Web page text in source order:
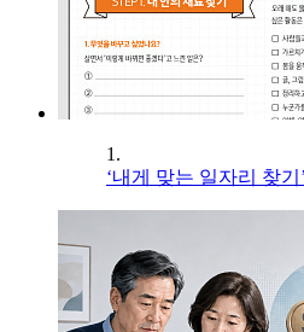
1.
‘내게 맞는 일자리 찾